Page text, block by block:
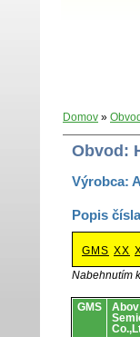
Domov »
Obvod:
Výrobca:
Popis
GMS XX
Nabehnutím
Obvody.
GMS
Abov